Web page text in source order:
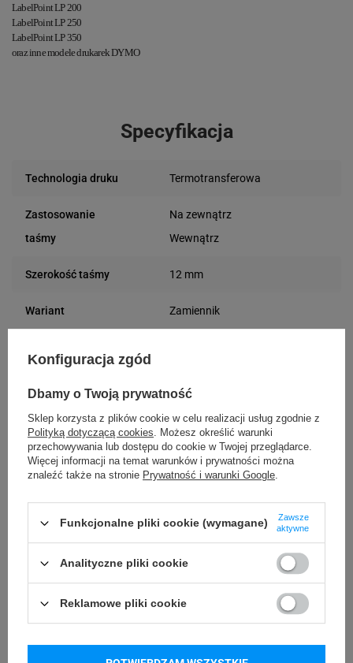
LabelPoint LP 200
LabelPoint LP 250
LabelPoint LP 350
oraz inne modele drukarek DYMO
Specyfikacja
Technologia druku Termotransferowa
Zastosowanie
taśmy
Na zewnątrz
Wewnątrz
Szerokość taśmy 12 mm
Wariant Zamiennik
Kolor nadruku
taśmy
Czarny
Rodzaj kleju taśmy Mocny klej
Kod producenta S0718180
Konfiguracja zgód
Dbamy o Twoją prywatność
Sklep korzysta z plików cookie w celu realizacji usług zgodnie z
Polityką dotyczącą cookies. Możesz określić warunki
przechowywania lub dostępu do cookie w Twojej przeglądarce.
Więcej informacji na temat warunków i prywatności można
znaleźć także na stronie Prywatność i warunki Google.
Funkcjonalne pliki cookie (wymagane)
Zawsze
aktywne
Analityczne pliki cookie
Reklamowe pliki cookie